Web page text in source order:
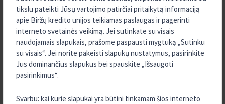
tikslu pateikti Jūsų vartojimo patirčiai pritaikytą informaciją
apie Biržų kredito unijos teikiamas paslaugas ir pagerinti
interneto svetainės veikimą. Jei sutinkate su visais
naudojamais slapukais, prašome paspausti mygtuką „Sutinku
su visais“. Jei norite pakeisti slapukų nustatymus, pasirinkite
Jus dominančius slapukus bei spauskite „Išsaugoti
pasirinkimus“.
Svarbu: kai kurie slapukai yra būtini tinkamam šios interneto
2026 m. Kovas
2026 m. Vasaris
2026 m. Sausis
2025 m. Gruodis
2025 m. Lapkritis
2025 m. Rugpjūtis